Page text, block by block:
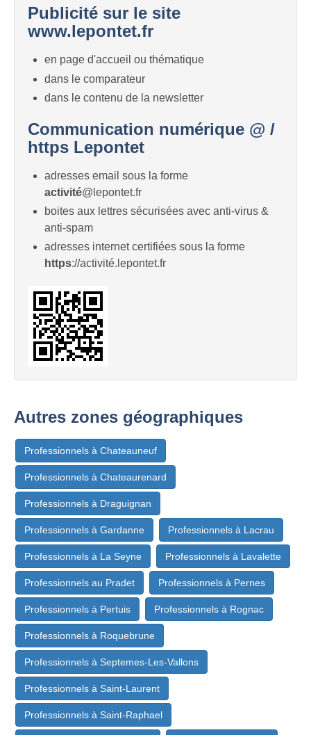
Publicité sur le site
www.lepontet.fr
en page d'accueil ou thématique
dans le comparateur
dans le contenu de la newsletter
Communication numérique @ /
https Lepontet
adresses email sous la forme
activité@lepontet.fr
boites aux lettres sécurisées avec anti-virus &
anti-spam
adresses internet certifiées sous la forme
https://activité.lepontet.fr
Autres zones géographiques
Professionnels à Chateauneuf
Professionnels à Chateaurenard
Professionnels à Draguignan
Professionnels à Gardanne Professionnels à Lacrau
Professionnels à La Seyne Professionnels à Lavalette
Professionnels au Pradet Professionnels à Pernes
Professionnels à Pertuis Professionnels à Rognac
Professionnels à Roquebrune
Professionnels à Septemes-Les-Vallons
Professionnels à Saint-Laurent
Professionnels à Saint-Raphael